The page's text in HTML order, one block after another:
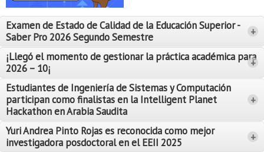
Examen de Estado de Calidad de la Educación Superior -
Saber Pro 2026 Segundo Semestre
+
Leer Más
¡Llegó el momento de gestionar la práctica académica para
2026 – 10¡
+
Leer Más
Estudiantes de Ingeniería de Sistemas y Computación
participan como finalistas en la Intelligent Planet
Hackathon en Arabia Saudita
+
Yuri Andrea Pinto Rojas es reconocida como mejor
investigadora posdoctoral en el EEII 2025
+
Proyecto de grado
Reingreso
Reintegro
Retiro voluntario
Transferencia
Tarifas
Grado